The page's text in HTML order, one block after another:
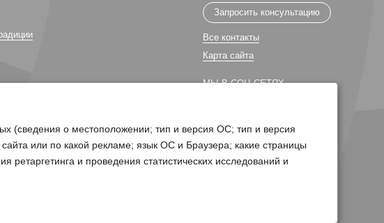
Запросить консультацию
Все контакты
Карта сайта
МЫ В СОЦ СЕТЯХ
(сведения о местоположении; тип и версия ОС; тип и версия
или по какой рекламе; язык ОС и Браузера; какие страницы
и проведения статистических исследований и
Поддержка сайта